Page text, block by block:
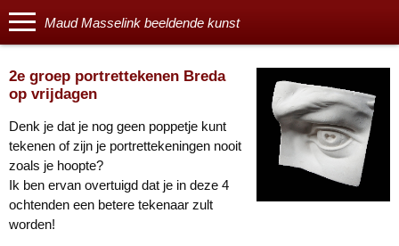
Maud Masselink beeldende kunst
2e groep portrettekenen Breda
op vrijdagen
Denk je dat je nog geen poppetje kunt
tekenen of zijn je portrettekeningen nooit
zoals je hoopte?
Ik ben ervan overtuigd dat je in deze 4
ochtenden een betere tekenaar zult
worden!